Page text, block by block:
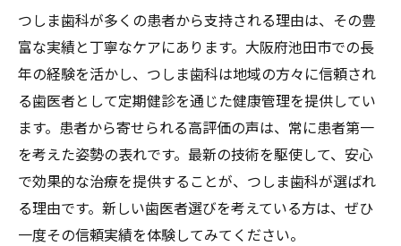
つしま歯科が多くの患者から支持される理由は、その豊
富な実績と丁寧なケアにあります。大阪府池田市での長
年の経験を活かし、つしま歯科は地域の方々に信頼され
る歯医者として定期健診を通じた健康管理を提供してい
ます。患者から寄せられる高評価の声は、常に患者第一
を考えた姿勢の表れです。最新の技術を駆使して、安心
で効果的な治療を提供することが、つしま歯科が選ばれ
る理由です。新しい歯医者選びを考えている方は、ぜひ
一度その信頼実績を体験してみてください。